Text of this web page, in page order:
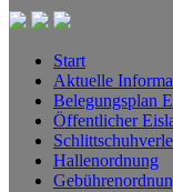
Start
Aktuelle
Belegungsplan
Öffentlicher
Hallenordnung